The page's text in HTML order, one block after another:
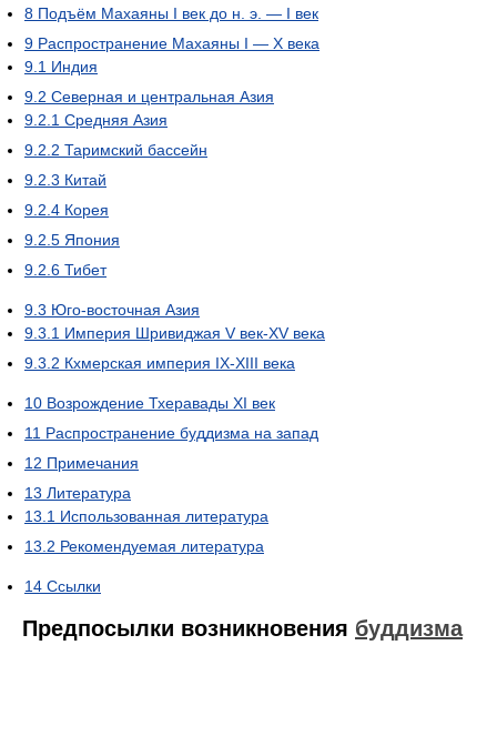
8 Подъём Махаяны I век до н. э. — I век
9 Распространение Махаяны I — X века
9.1 Индия
9.2 Северная и центральная Азия
9.2.1 Средняя Азия
9.2.2 Таримский бассейн
9.2.3 Китай
9.2.4 Корея
9.2.5 Япония
9.2.6 Тибет
9.3 Юго-восточная Азия
9.3.1 Империя Шривиджая V век-XV века
9.3.2 Кхмерская империя IX-XIII века
10 Возрождение Тхеравады XI век
11 Распространение буддизма на запад
12 Примечания
13 Литература
13.1 Использованная литература
13.2 Рекомендуемая литература
14 Ссылки
Предпосылки возникновения буддизма